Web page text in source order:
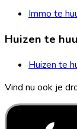
Immo te
Huizen te
Huizen te
Vind nu ook je